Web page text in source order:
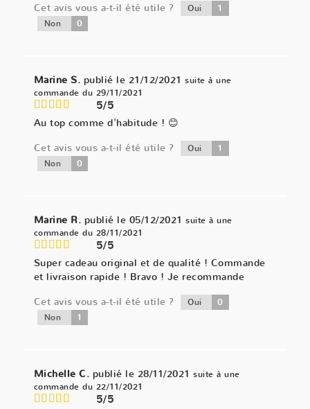
Cet avis vous a-t-il été utile ?
Oui 1
Non 0
Marine S. publié le 21/12/2021 suite à une
commande du 29/11/2021
5/5
Au top comme d'habitude ! 😊
Cet avis vous a-t-il été utile ?
Oui 1
Non 0
Marine R. publié le 05/12/2021 suite à une
commande du 28/11/2021
5/5
Super cadeau original et de qualité ! Commande
et livraison rapide ! Bravo ! Je recommande
Cet avis vous a-t-il été utile ?
Oui 0
Non 1
Michelle C. publié le 28/11/2021 suite à une
commande du 22/11/2021
5/5